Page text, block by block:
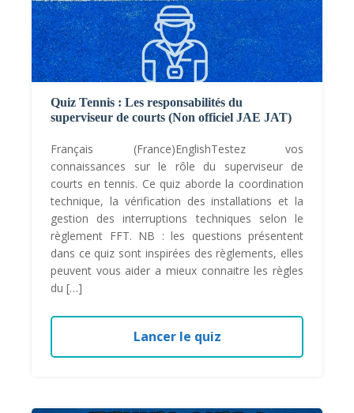
Quiz Tennis : Les responsabilités du
superviseur de courts (Non officiel JAE JAT)
Français (France)EnglishTestez vos
connaissances sur le rôle du superviseur de
courts en tennis. Ce quiz aborde la coordination
technique, la vérification des installations et la
gestion des interruptions techniques selon le
règlement FFT. NB : les questions présentent
dans ce quiz sont inspirées des règlements, elles
peuvent vous aider a mieux connaitre les règles
du […]
Lancer le quiz